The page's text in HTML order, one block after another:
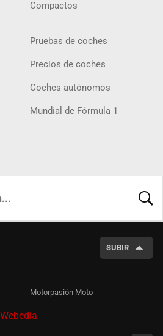
Compactos
Pruebas de coches
Precios de coches
Coches autónomos
Mundial de Fórmula 1
SUBIR
Motorpasión Moto